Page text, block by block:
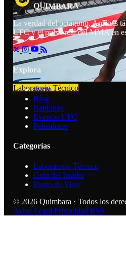
Laboratorio Técnico
QUIMBARA
La verdad del octágono. Análisis
UFC y el pulso real del MMA en
Explora
Inicio
Blog
Rankings
Eventos UFC
Peleadores
Categorías
Laboratorio Técnico
Guía del Insider
Punto de Vista
© 2026 Quimbara · Todos los
Aviso Legal Privacidad RSS